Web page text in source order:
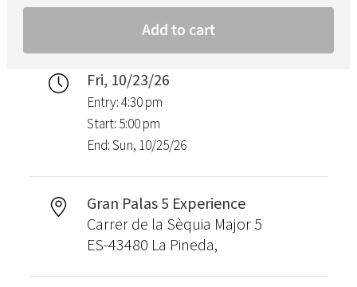
Fri, 10/23/26
Entry: 4:30 pm
Start: 5:00 pm
End: Sun, 10/25/26
Gran Palas 5 Experience
Carrer de la Sèquia Major 5
ES-43480 La Pineda,